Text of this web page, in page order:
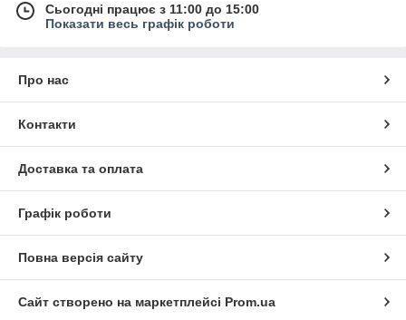
Сьогодні працює з 11:00 до 15:00
Показати весь графік роботи
Про нас
Контакти
Доставка та оплата
Графік роботи
Повна версія сайту
Сайт створено на маркетплейсі Prom.ua